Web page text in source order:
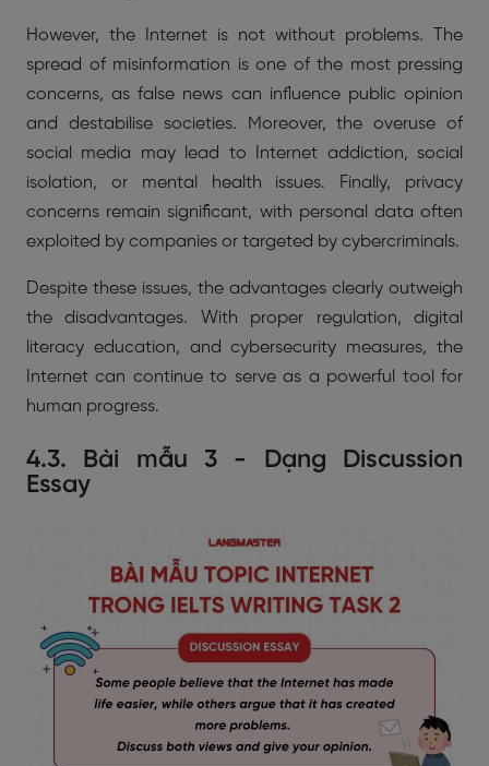
However, the Internet is not without problems. The
spread of misinformation is one of the most pressing
concerns, as false news can influence public opinion
and destabilise societies. Moreover, the overuse of
social media may lead to Internet addiction, social
isolation, or mental health issues. Finally, privacy
concerns remain significant, with personal data often
exploited by companies or targeted by cybercriminals.
Despite these issues, the advantages clearly outweigh
the disadvantages. With proper regulation, digital
literacy education, and cybersecurity measures, the
Internet can continue to serve as a powerful tool for
human progress.
4.3. Bài mẫu 3 - Dạng Discussion
Essay